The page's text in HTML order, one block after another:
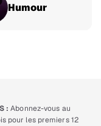
Humour
: Abonnez-vous au
pour les premiers 12